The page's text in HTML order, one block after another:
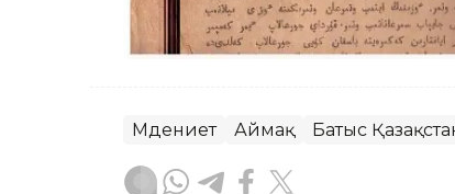
Мәдениет Аймақ Батыс